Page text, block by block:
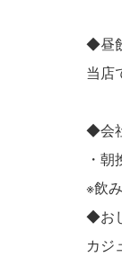
◆昼
当店
◆会
・
※飲
◆お
カジ